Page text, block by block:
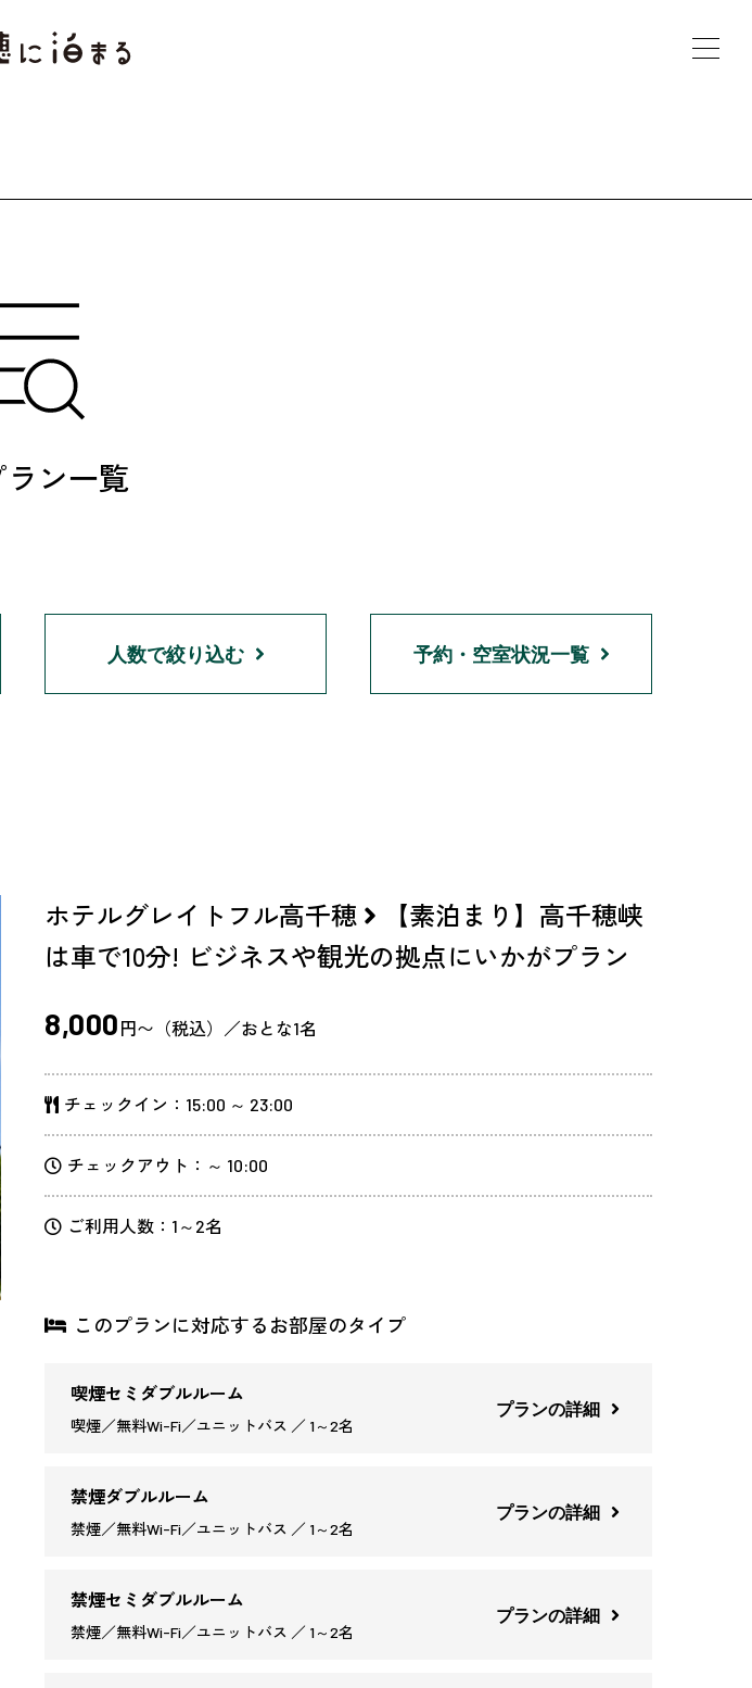
t
e
ン一覧
人数で絞り込む 予約・空室状況一覧
ホテルグレイトフル高千穂
【素泊まり】高千穂峡
は車で10分! ビジネスや観光の拠点にいかがプラン
8,000 円〜（税込）／おとな1名
チェックイン：15:00 ～ 23:00
チェックアウト：～ 10:00
ご利用人数：1～2名
このプランに対応するお部屋のタイプ
喫煙セミダブルルーム
喫煙／無料Wi-Fi／ユニットバス ／ 1～2名
プランの詳細
禁煙ダブルルーム
禁煙／無料Wi-Fi／ユニットバス ／ 1～2名
プランの詳細
禁煙セミダブルルーム
禁煙／無料Wi-Fi／ユニットバス ／ 1～2名
プランの詳細